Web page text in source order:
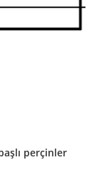
perçinler